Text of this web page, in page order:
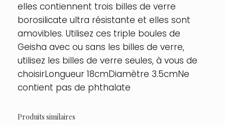
elles contiennent trois billes de verre
borosilicate ultra résistante et elles sont
amovibles. Utilisez ces triple boules de
Geisha avec ou sans les billes de verre,
utilisez les billes de verre seules, à vous de
choisirLongueur 18cmDiamètre 3.5cmNe
contient pas de phthalate
Produits similaires